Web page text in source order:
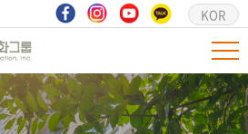
KOR